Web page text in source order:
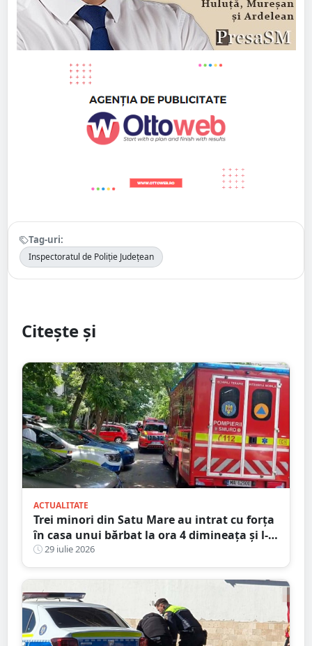
Tag-uri:
Inspectoratul de Poliție Județean
Citește și
ACTUALITATE
Trei minori din Satu Mare au intrat cu forța
în casa unui bărbat la ora 4 dimineața și l-
au bătut
29 iulie 2026